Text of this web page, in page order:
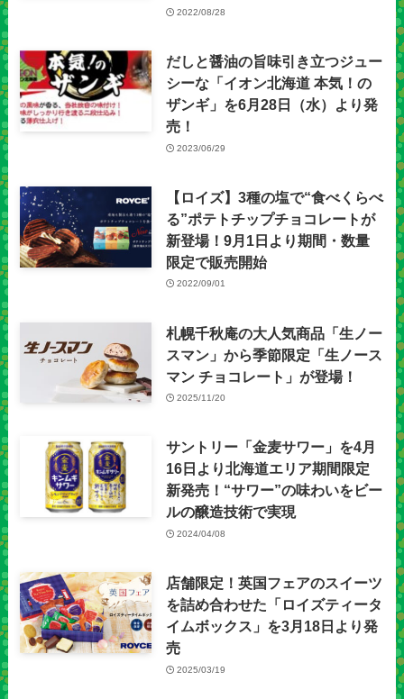
2022/08/28
だしと醤油の旨味引き立つジュー
シーな「イオン北海道 本気！の
ザンギ」を6月28日（水）より発
売！
2023/06/29
【ロイズ】3種の塩で“食べくらべ
る”ポテトチップチョコレートが
新登場！9月1日より期間・数量
限定で販売開始
2022/09/01
札幌千秋庵の大人気商品「生ノー
スマン」から季節限定「生ノース
マン チョコレート」が登場！
2025/11/20
サントリー「金麦サワー」を4月
16日より北海道エリア期間限定
新発売！“サワー”の味わいをビー
ルの醸造技術で実現
2024/04/08
店舗限定！英国フェアのスイーツ
を詰め合わせた「ロイズティータ
イムボックス」を3月18日より発
売
2025/03/19